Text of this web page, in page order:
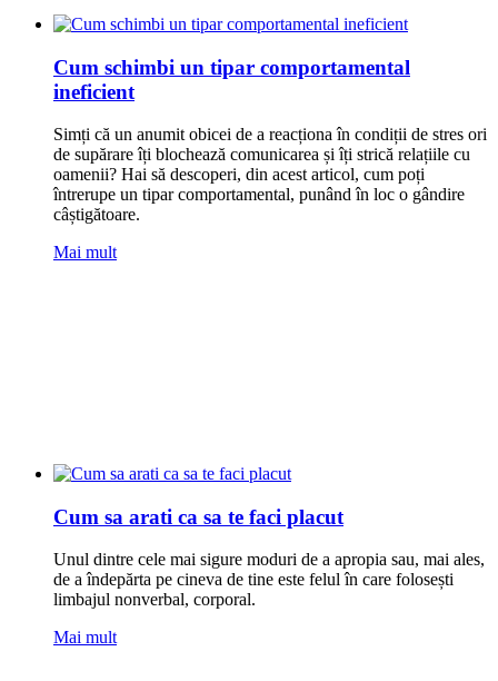
Cum schimbi un tipar comportamental
ineficient
Simți că un anumit obicei de a reacționa în condiții de stres ori
de supărare îți blochează comunicarea și îți strică relațiile cu
oamenii? Hai să descoperi, din acest articol, cum poți
întrerupe un tipar comportamental, punând în loc o gândire
câștigătoare.
Mai mult
Cum sa arati ca sa te faci placut
Unul dintre cele mai sigure moduri de a apropia sau, mai ales,
de a îndepărta pe cineva de tine este felul în care folosești
limbajul nonverbal, corporal.
Mai mult